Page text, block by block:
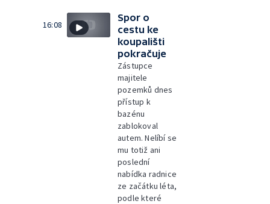
16:08
Spor o
cestu ke
koupališti
pokračuje
Zástupce
majitele
pozemků dnes
přístup k
bazénu
zablokoval
autem. Nelíbí se
mu totiž ani
poslední
nabídka radnice
ze začátku léta,
podle které